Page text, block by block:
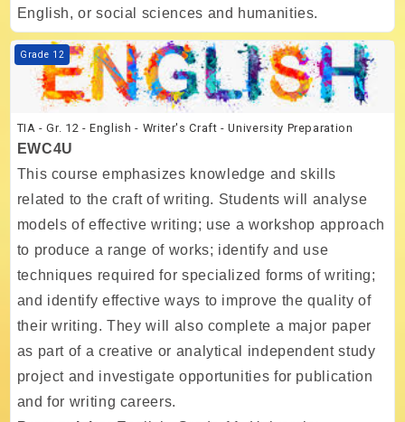
English, or social sciences and humanities.
Kurs Görseli TIA - Gr. 12 - English - Writer's Craft - University
Grade 12
TIA - Gr. 12 - English - Writer's Craft - University Preparation
EWC4U
This course emphasizes knowledge and skills
related to the craft of writing. Students will analyse
models of effective writing; use a workshop approach
to produce a range of works; identify and use
techniques required for specialized forms of writing;
and identify effective ways to improve the quality of
their writing. They will also complete a major paper
as part of a creative or analytical independent study
project and investigate opportunities for publication
and for writing careers.